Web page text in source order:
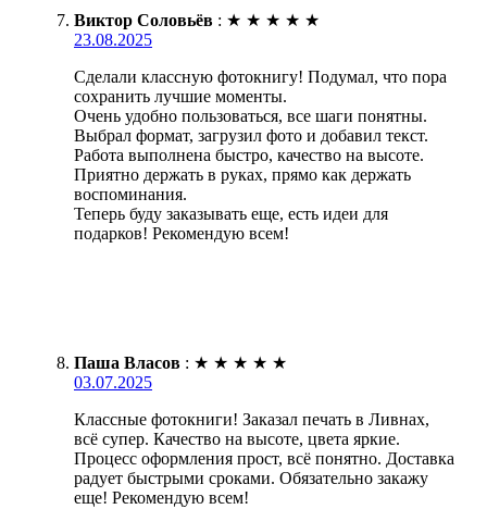
Виктор Соловьёв : ★ ★ ★ ★ ★
23.08.2025
Сделали классную фотокнигу! Подумал, что пора
сохранить лучшие моменты.
Очень удобно пользоваться, все шаги понятны.
Выбрал формат, загрузил фото и добавил текст.
Работа выполнена быстро, качество на высоте.
Приятно держать в руках, прямо как держать
воспоминания.
Теперь буду заказывать еще, есть идеи для
подарков! Рекомендую всем!
Паша Власов : ★ ★ ★ ★ ★
03.07.2025
Классные фотокниги! Заказал печать в Ливнах,
всё супер. Качество на высоте, цвета яркие.
Процесс оформления прост, всё понятно. Доставка
радует быстрыми сроками. Обязательно закажу
еще! Рекомендую всем!